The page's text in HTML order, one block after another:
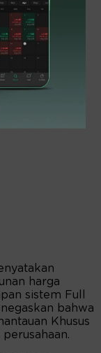
harga
sistem Full
bahwa
Khusus